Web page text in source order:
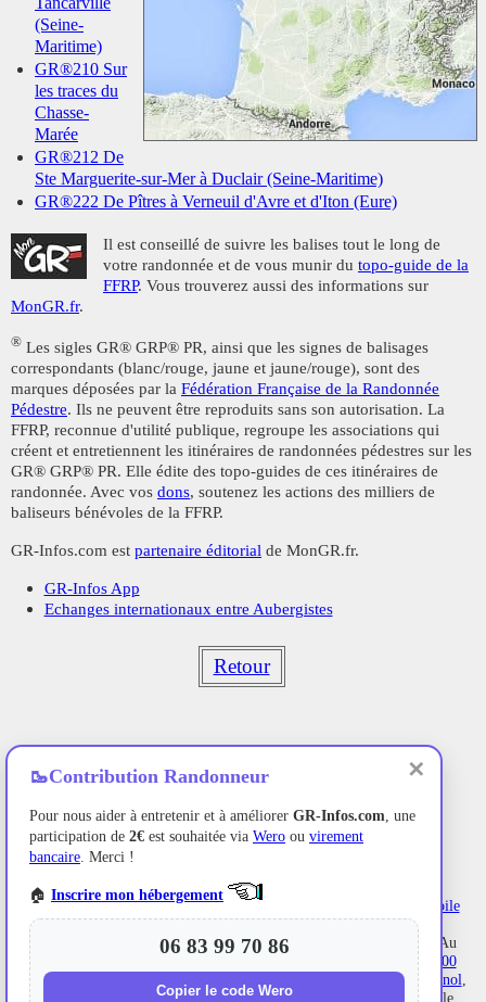
(Seine-
Maritime)
GR®210 Sur
les traces du
Chasse-
Marée
GR®212 De
Ste Marguerite-sur-Mer à Duclair (Seine-Maritime)
GR®222 De Pîtres à Verneuil d'Avre et d'Iton (Eure)
Il est conseillé de suivre les balises tout le long de
votre randonnée et de vous munir du topo-guide de la
FFRP. Vous trouverez aussi des informations sur
MonGR.fr.
® Les sigles GR® GRP® PR, ainsi que les signes de balisages
correspondants (blanc/rouge, jaune et jaune/rouge), sont des
marques déposées par la Fédération Française de la Randonnée
Pédestre. Ils ne peuvent être reproduits sans son autorisation. La
FFRP, reconnue d'utilité publique, regroupe les associations qui
créent et entretiennent les itinéraires de randonnées pédestres sur les
GR® GRP® PR. Elle édite des topo-guides de ces itinéraires de
randonnée. Avec vos dons, soutenez les actions des milliers de
baliseurs bénévoles de la FFRP.
GR-Infos.com est partenaire éditorial de MonGR.fr.
GR-Infos App
Echanges internationaux entre Aubergistes
Retour
Ancien hôtel de villégiature avec un jardin au bord de l'Allier,
L'Etoile
Maison d'hôtesse situe àLa Bastide-Puylaurententre laLozère
l'Ardèche et les
Cévennes dans les montagnes du Sud de la France. Au
croisement des
GR®700
Voie Régordane
Sources et Gorges de l'Allier, GRP® Cévenol
Montagne Ardéchoise,Margeride. De nombreux itinéraires en boucle
✕
🥾Contribution Randonneur
Pour nous aider à entretenir et à améliorer GR-Infos.com, une
participation de 2€ est souhaitée via Wero ou virement
bancaire. Merci !
🏠 Inscrire mon hébergement
06 83 99 70 86
Copier le code Wero